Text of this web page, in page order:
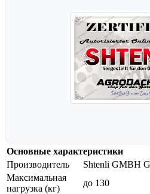
Основные характеристики
Производитель
Shtenli GMBH
Максимальная
нагрузка (кг)
до 130